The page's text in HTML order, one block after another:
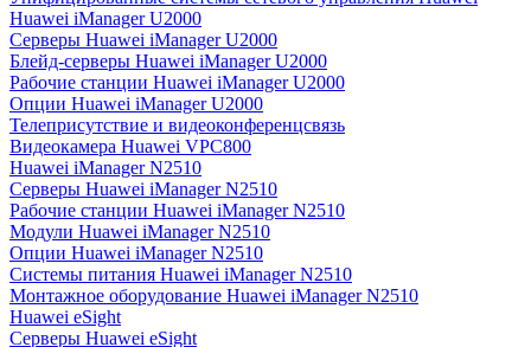
Huawei iManager U2000
Серверы Huawei iManager U2000
Блейд-серверы Huawei iManager U2000
Рабочие станции Huawei iManager U2000
Опции Huawei iManager U2000
Телеприсутствие и видеоконференцсвязь
Видеокамера Huawei VPC800
Huawei iManager N2510
Серверы Huawei iManager N2510
Рабочие станции Huawei iManager N2510
Модули Huawei iManager N2510
Опции Huawei iManager N2510
Системы питания Huawei iManager N2510
Монтажное оборудование Huawei iManager N2510
Huawei eSight
Серверы Huawei eSight